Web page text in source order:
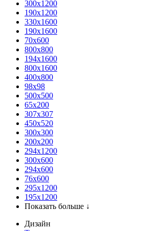
300x1200
190x1200
330x1600
190x1600
70x600
800x800
194x1600
800x1600
400х800
98x98
500x500
65x200
307x307
450x520
300x300
200x200
294x1200
300x600
294x600
76х600
295х1200
195х1200
Показать больше ↓
Дизайн